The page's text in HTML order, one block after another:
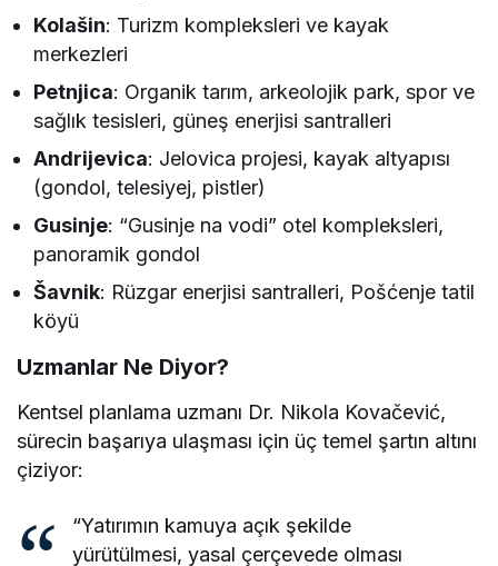
Kolašin: Turizm kompleksleri ve kayak
merkezleri
Petnjica: Organik tarım, arkeolojik park, spor ve
sağlık tesisleri, güneş enerjisi santralleri
Andrijevica: Jelovica projesi, kayak altyapısı
(gondol, telesiyej, pistler)
Gusinje: “Gusinje na vodi” otel kompleksleri,
panoramik gondol
Šavnik: Rüzgar enerjisi santralleri, Pošćenje tatil
köyü
Uzmanlar Ne Diyor?
Kentsel planlama uzmanı Dr. Nikola Kovačević,
sürecin başarıya ulaşması için üç temel şartın altını
çiziyor:
“Yatırımın kamuya açık şekilde
yürütülmesi, yasal çerçevede olması